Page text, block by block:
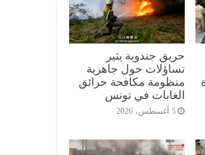
حريق جندوبة يثير
تساؤلات حول جاهزية
منظومة مكافحة حرائق
الغابات في تونس
5 أغسطس، 2026